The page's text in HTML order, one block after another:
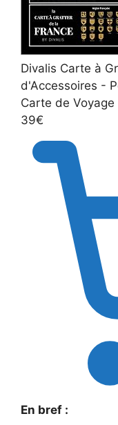
Divalis Carte à
d'Accessoires -
Carte de
39€
En bref :